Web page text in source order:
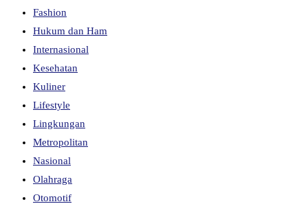
Fashion
Hukum dan Ham
Internasional
Kesehatan
Kuliner
Lifestyle
Lingkungan
Metropolitan
Nasional
Olahraga
Otomotif